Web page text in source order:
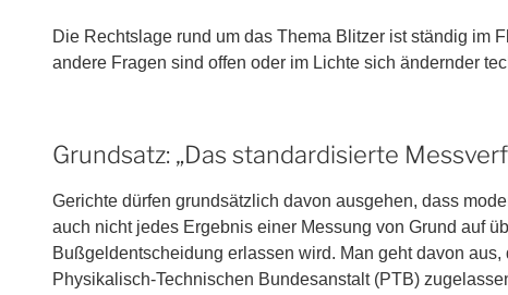
Die Rechtslage rund um das Thema Blitzer ist ständig im
andere Fragen sind offen oder im Lichte sich ändernder
Grundsatz: „Das standardisierte
Gerichte dürfen grundsätzlich davon ausgehen, dass
auch nicht jedes Ergebnis einer Messung von Grund auf
Bußgeldentscheidung erlassen wird. Man geht davon
Physikalisch-Technischen Bundesanstalt (PTB)